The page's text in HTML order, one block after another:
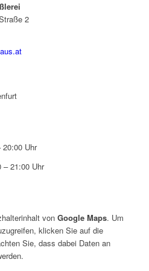
2
Uhr
21:00 Uhr
von Google Maps. Um
klicken Sie auf die
Sie, dass dabei Daten an